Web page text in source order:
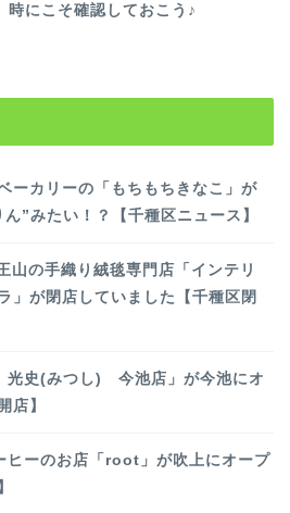
時にこそ確認しておこう♪
ーカリーの「もちもちきなこ」が
”みたい！？【千種区ニュース】
山の手織り絨毯専門店「インテリ
が閉店していました【千種区閉
史(みつし) 今池店」が今池にオ
店】
ヒーのお店「root」が吹上にオープ